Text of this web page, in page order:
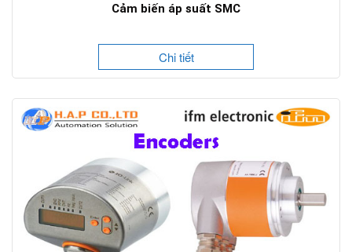
Cảm biến áp suất SMC
Chi tiết